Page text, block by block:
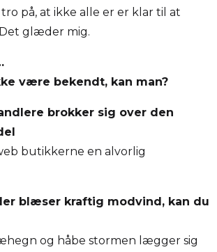
på, at ikke alle er er klar til at
glæder mig.
være bekendt, kan man?
brokker sig over den
butikkerne en alvorlig
blæser kraftig modvind, kan du
og håbe stormen lægger sig